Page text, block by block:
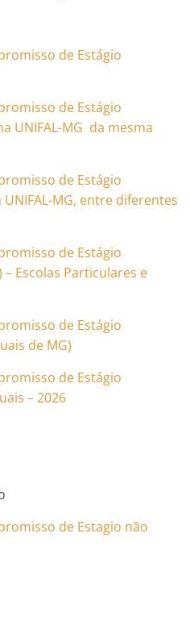
de Estágio
de Estágio
UNIFAL-MG da mesma
de Estágio
MG, entre diferentes
de Estágio
Escolas Particulares e
de Estágio
de MG)
de Estágio
– 2026
de Estagio não